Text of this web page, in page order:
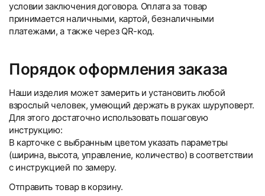
условии заключения договора. Оплата за товар
принимается наличными, картой, безналичными
платежами, а также через QR-код.
Порядок оформления заказа
Наши изделия может замерить и установить любой
взрослый человек, умеющий держать в руках шуруповерт.
Для этого достаточно использовать пошаговую
инструкцию:
В карточке с выбранным цветом указать параметры
(ширина, высота, управление, количество) в соответствии
с инструкцией по замеру.
Отправить товар в корзину.